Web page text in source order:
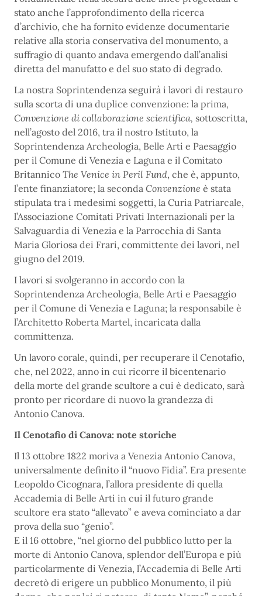
stato anche l’approfondimento della ricerca
d’archivio, che ha fornito evidenze documentarie
relative alla storia conservativa del monumento, a
suffragio di quanto andava emergendo dall’analisi
diretta del manufatto e del suo stato di degrado.
La nostra Soprintendenza seguirà i lavori di restauro
sulla scorta di una duplice convenzione: la prima,
Convenzione di collaborazione scientifica, sottoscritta,
nell’agosto del 2016, tra il nostro Istituto, la
Soprintendenza Archeologia, Belle Arti e Paesaggio
per il Comune di Venezia e Laguna e il Comitato
Britannico The Venice in Peril Fund, che è, appunto,
l’ente finanziatore; la seconda Convenzione è stata
stipulata tra i medesimi soggetti, la Curia Patriarcale,
l’Associazione Comitati Privati Internazionali per la
Salvaguardia di Venezia e la Parrocchia di Santa
Maria Gloriosa dei Frari, committente dei lavori, nel
giugno del 2019.
I lavori si svolgeranno in accordo con la
Soprintendenza Archeologia, Belle Arti e Paesaggio
per il Comune di Venezia e Laguna; la responsabile è
l’Architetto Roberta Martel, incaricata dalla
committenza.
Un lavoro corale, quindi, per recuperare il Cenotafio,
che, nel 2022, anno in cui ricorre il bicentenario
della morte del grande scultore a cui è dedicato, sarà
pronto per ricordare di nuovo la grandezza di
Antonio Canova.
Il Cenotafio di Canova: note storiche
Il 13 ottobre 1822 moriva a Venezia Antonio Canova,
universalmente definito il “nuovo Fidia”. Era presente
Leopoldo Cicognara, l’allora presidente di quella
Accademia di Belle Arti in cui il futuro grande
scultore era stato “allevato” e aveva cominciato a dar
prova della suo “genio”.
E il 16 ottobre, “nel giorno del pubblico lutto per la
morte di Antonio Canova, splendor dell’Europa e più
particolarmente di Venezia, l’Accademia di Belle Arti
decretò di erigere un pubblico Monumento, il più